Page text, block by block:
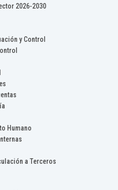
2026-2030
y Control
Humano
a Terceros